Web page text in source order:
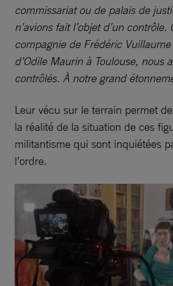
commissariat ou de palais de
n’avions fait l’objet d’un
compagnie de Frédéric
d’Odile Maurin à Toulouse, nous
contrôlés. À notre grand
Leur vécu sur le terrain permet
la réalité de la situation de ces
militantisme qui sont inquiétées
l’ordre.